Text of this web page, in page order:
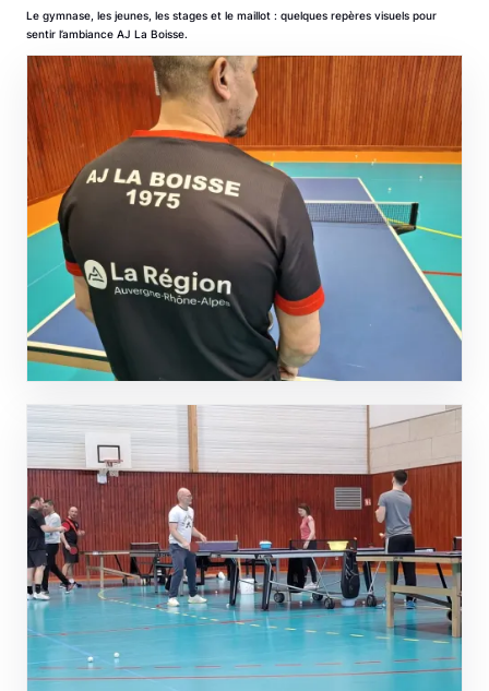
Le gymnase, les jeunes, les stages et le maillot : quelques repères visuels pour
sentir l’ambiance AJ La Boisse.